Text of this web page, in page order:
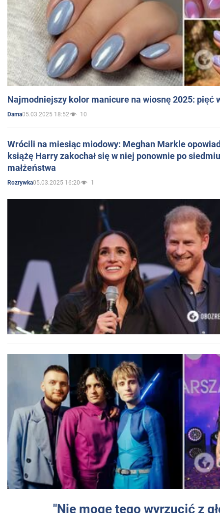
Najmodniejszy kolor manicure na wiosnę 2025: pięć
Dama05.03.2025 18:52 10
Wrócili na miesiąc miodowy: Meghan Markle
książę Harry zakochał się w niej ponownie po
małżeństwa
Rozrywka05.03.2025 16:20 1
"Nie mogę tego wyrzucić z